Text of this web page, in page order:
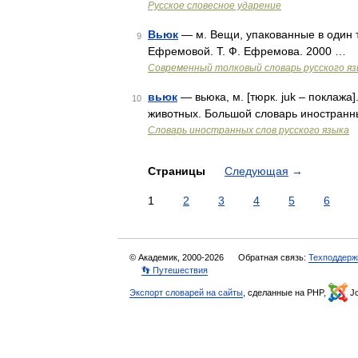
Русское словесное ударение
9 Вьюк — м. Вещи, упакованные в один
Ефремовой. Т. Ф. Ефремова. 2000 …
Современный толковый словарь русского
10 вьюк — вьюка, м. [тюрк. juk –
животных. Большой словарь
Словарь иностранных слов русского языка
Страницы Следующая →
1 2 3 4 5 6
© Академик, 2000-2026 Обратная связь:
👣 Путешествия
Экспорт словарей на сайты , сделанные на PHP,